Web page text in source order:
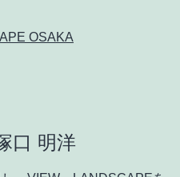
OSAKA
口 明洋